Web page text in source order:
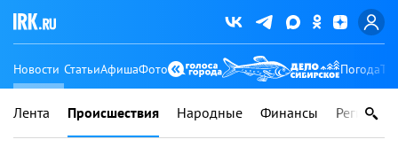
Новости СтатьиАфишаФото Погода
Лента Происшествия Народные Финансы Регионы